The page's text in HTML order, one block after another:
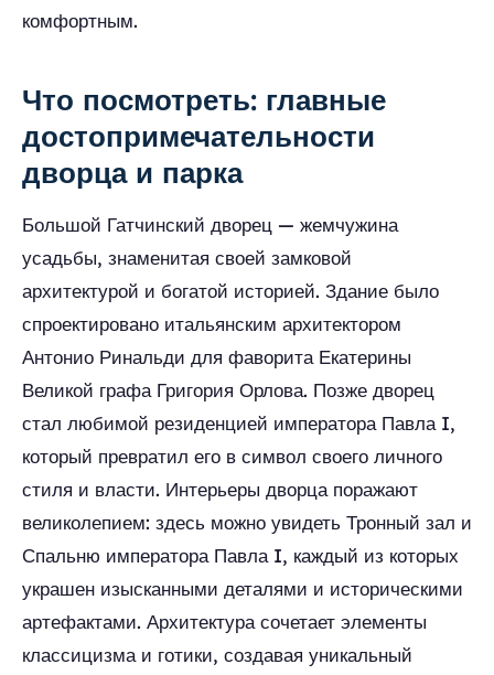
комфортным.
Что посмотреть: главные
достопримечательности
дворца и парка
Большой Гатчинский дворец — жемчужина
усадьбы, знаменитая своей замковой
архитектурой и богатой историей. Здание было
спроектировано итальянским архитектором
Антонио Ринальди для фаворита Екатерины
Великой графа Григория Орлова. Позже дворец
стал любимой резиденцией императора Павла I,
который превратил его в символ своего личного
стиля и власти. Интерьеры дворца поражают
великолепием: здесь можно увидеть Тронный зал и
Спальню императора Павла I, каждый из которых
украшен изысканными деталями и историческими
артефактами. Архитектура сочетает элементы
классицизма и готики, создавая уникальный